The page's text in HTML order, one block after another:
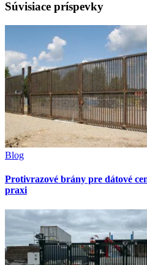
Súvisiace príspevky
Blog
Protivrazové brány pre dátové
praxi